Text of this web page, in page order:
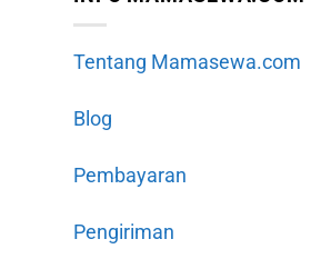
Tentang Mamasewa.com
Blog
Pembayaran
Pengiriman